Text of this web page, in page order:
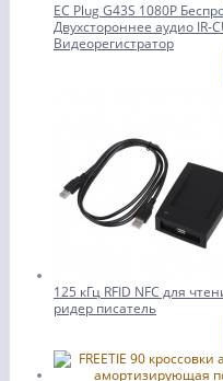
ЕС Plug G43S 1080P
Двухстороннее аудио IR-
Видеорегистратор
125 кГц RFID NFC для
ридер писатель